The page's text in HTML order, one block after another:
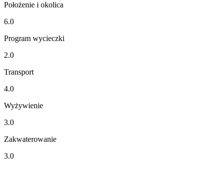
Położenie i okolica
6.0
Program wycieczki
2.0
Transport
4.0
Wyżywienie
3.0
Zakwaterowanie
3.0